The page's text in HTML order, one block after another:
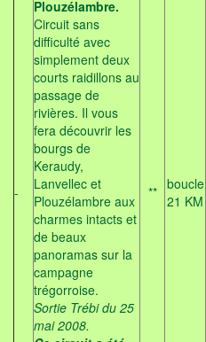
-
Plouzélambre.
Circuit sans
difficulté avec
simplement deux
courts raidillons au
passage de
rivières. Il vous
fera découvrir les
bourgs de
Keraudy,
Lanvellec et
Plouzélambre aux
charmes intacts et
de beaux
panoramas sur la
campagne
trégorroise.
Sortie Trébi du 25
mai 2008.
** boucle
21 KM